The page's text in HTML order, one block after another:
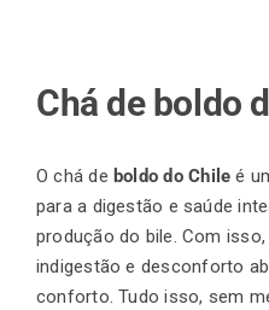
Chá de boldo
O chá de boldo do Chile é
para a digestão e saúde
produção do bile. Com
indigestão e desconforto
conforto. Tudo isso, sem